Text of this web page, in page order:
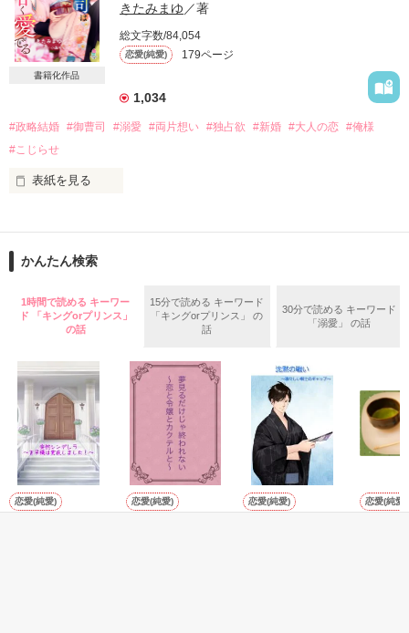
×
敏腕弁護士な元カレ
伊勢崎静(いせざき しずか)・30歳
＊＊＊＊
start/20190613
怖くて厳しくて冷たくて
落ちこぼれの私を好きになるわけないよね！？
それなのにいきなり結婚前提！？
行永里乃子（ゆきながりのこ）24歳
クールな彼のデレ甘ぶりをどうぞ
＊＊＊＊＊
2020.4.10〜4.15
スピンオフ
『蜜月政略結婚〜婚約破棄したら副社長の花嫁に抜擢されまし
た〜』
2020.7
マカロン文庫より発売予定です！
書籍化作品
きたみまゆ／著
総文字数/84,054
恋愛(純愛) 179ページ
1,034
#政略結婚 #御曹司 #溺愛 #両片想い #独占欲 #新婚 #大人の恋 #俺様
#こじらせ
表紙を見る
どうせ愛情のない政略結婚だ」
そんな冷たい言葉で始まった
親同士が決めた政略結婚
だけどふたりの本心は……？
夫婦なのに両片想いの
こじらせ新婚生活
かんたん検索
1時間で読める キーワー
ド 「キングorプリンス」
の話
15分で読める キーワード
「キングorプリンス」 の
話
30分で読める キーワード
「溺愛」 の話
恋愛(純愛) 恋愛(純愛) 恋愛(純愛) 恋愛(純愛)